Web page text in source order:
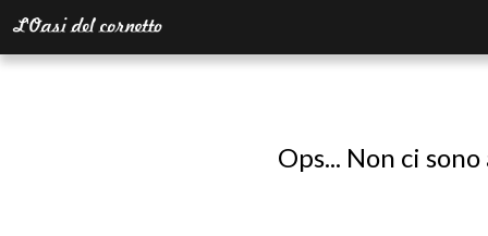
Ops... Non ci